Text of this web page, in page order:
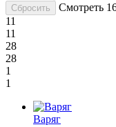
Сбросить Смотреть
11
11
28
28
1
1
Варяг